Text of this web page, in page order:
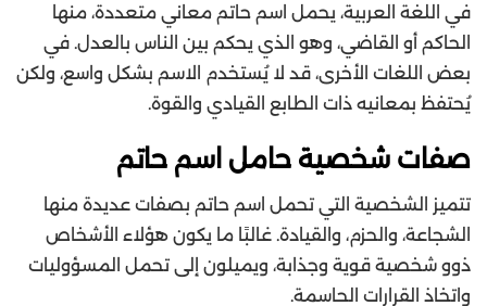
في اللغة العربية، يحمل اسم حاتم معاني متعددة، منها
الحاكم أو القاضي، وهو الذي يحكم بين الناس بالعدل. في
بعض اللغات الأخرى، قد لا يُستخدم الاسم بشكل واسع، ولكن
يُحتفظ بمعانيه ذات الطابع القيادي والقوة.
صفات شخصية حامل اسم حاتم
تتميز الشخصية التي تحمل اسم حاتم بصفات عديدة منها
الشجاعة، والحزم، والقيادة. غالبًا ما يكون هؤلاء الأشخاص
ذوو شخصية قوية وجذابة، ويميلون إلى تحمل المسؤوليات
واتخاذ القرارات الحاسمة.